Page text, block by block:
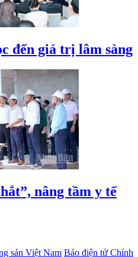
đến giá trị lâm sàng
nâng tầm y tế
sản Việt Nam Báo điện tử Chính